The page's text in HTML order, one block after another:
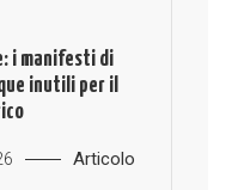
i manifesti di
inutili per il
Articolo